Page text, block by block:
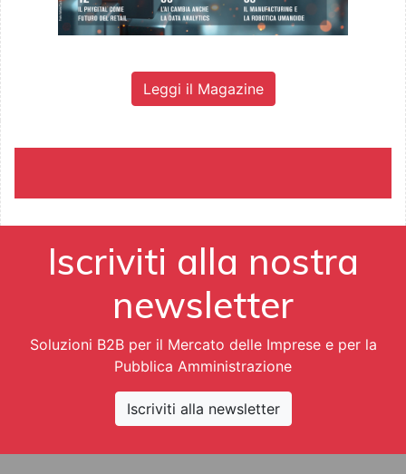
Leggi il Magazine
Iscriviti alla nostra
newsletter
Soluzioni B2B per il Mercato delle Imprese e per la
Pubblica Amministrazione
Iscriviti alla newsletter